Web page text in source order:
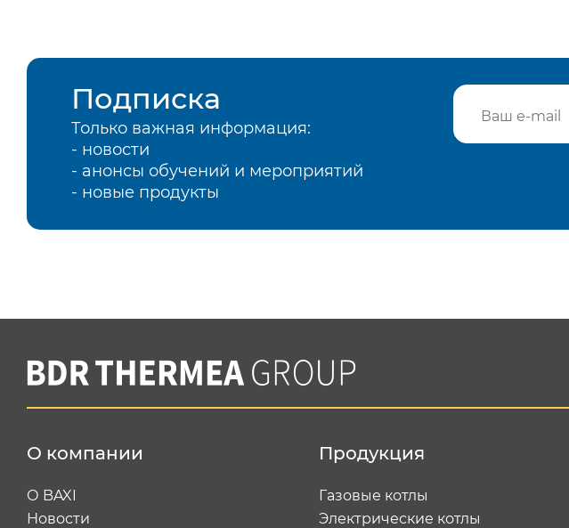
Подписка
Только важная информация:
- новости
- анонсы обучений и мероприятий
- новые продукты
О компании
О BAXI
Новости
Продукция
Газовые котлы
Электрические котлы